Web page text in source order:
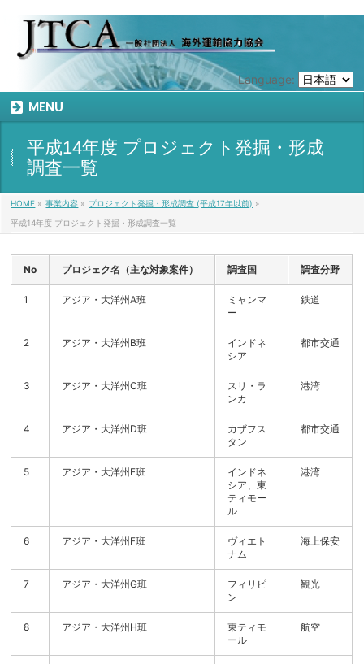
Language:
MENU
平成14年度 プロジェクト発掘・形成
調査一覧
HOME » 事業内容 » プロジェクト発掘・形成調査 (平成17年以前) »
平成14年度 プロジェクト発掘・形成調査一覧
No プロジェク名（主な対象案件） 調査国 調査分野
1 アジア・大洋州A班
ミャンマ
ー
鉄道
2 アジア・大洋州B班
インドネ
シア
都市交通
3 アジア・大洋州C班
スリ・ラ
ンカ
港湾
4 アジア・大洋州D班
カザフス
タン
都市交通
5 アジア・大洋州E班
インドネ
シア、東
ティモー
ル
港湾
6 アジア・大洋州F班
ヴィエト
ナム
海上保安
7 アジア・大洋州G班
フィリピ
ン
観光
8 アジア・大洋州H班
東ティモ
ール
航空